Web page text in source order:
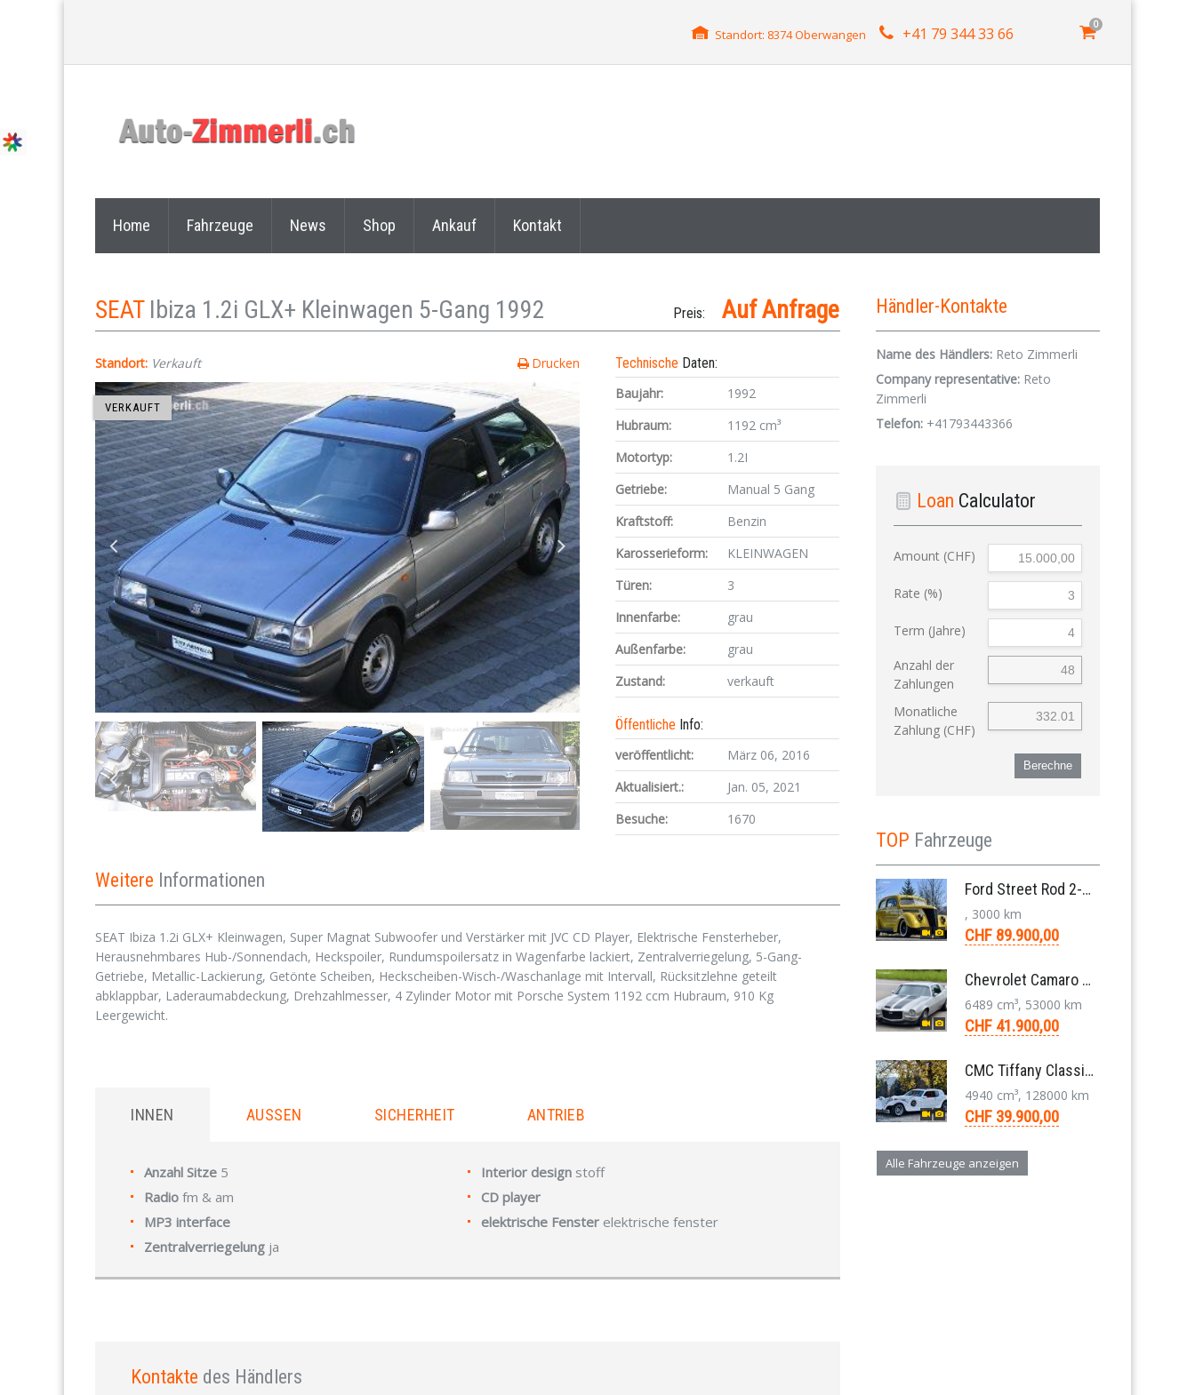
Standort: 8374 Oberwangen +41 79 344 33 66 0
Home Fahrzeuge News Shop Ankauf Kontakt
SEAT Ibiza 1.2i GLX+ Kleinwagen 5-Gang 1992 Preis: Auf Anfrage
Standort: Verkauft Drucken
VERKAUFT
Technische Daten:
Baujahr:
1992
Hubraum:
1192 cm³
Motortyp:
1.2I
Getriebe:
Manual 5 Gang
Kraftstoff:
Benzin
Karosserieform:
KLEINWAGEN
Türen:
3
Innenfarbe:
grau
Außenfarbe:
grau
Zustand:
verkauft
Öffentliche Info:
veröffentlicht:
März 06, 2016
Aktualisiert.:
Jan. 05, 2021
Besuche:
1670
Weitere Informationen
SEAT Ibiza 1.2i GLX+ Kleinwagen, Super Magnat Subwoofer und Verstärker mit JVC CD Player, Elektrische Fensterheber,
Herausnehmbares Hub-/Sonnendach, Heckspoiler, Rundumspoilersatz in Wagenfarbe lackiert, Zentralverriegelung, 5-Gang-
Getriebe, Metallic-Lackierung, Getönte Scheiben, Heckscheiben-Wisch-/Waschanlage mit Intervall, Rücksitzlehne geteilt
abklappbar, Laderaumabdeckung, Drehzahlmesser, 4 Zylinder Motor mit Porsche System 1192 ccm Hubraum, 910 Kg
Leergewicht.
INNEN AUSSEN SICHERHEIT ANTRIEB
Anzahl Sitze 5 Interior design stoff
Radio fm & am
CD player
MP3 interface
elektrische Fenster elektrische fenster
Zentralverriegelung ja
Kontakte des Händlers
Händler-Kontakte
Name des Händlers: Reto Zimmerli
Company representative: Reto
Zimmerli
Telefon: +41793443366
Loan Calculator
Amount (CHF)
Rate (%)
Term (Jahre)
Anzahl der
Zahlungen
Monatliche
Zahlung (CHF)
Berechne
TOP Fahrzeuge
Ford Street Rod 2-Door V8 Aut. 1937
, 3000 km
CHF 89.900,00
Chevrolet Camaro SS 396 LS3 Coupe Aut. 1971
6489 cm³, 53000 km
CHF 41.900,00
CMC Tiffany Classic Coupé Neoklassiker 5.0 V8 1991
4940 cm³, 128000 km
CHF 39.900,00
Alle Fahrzeuge anzeigen